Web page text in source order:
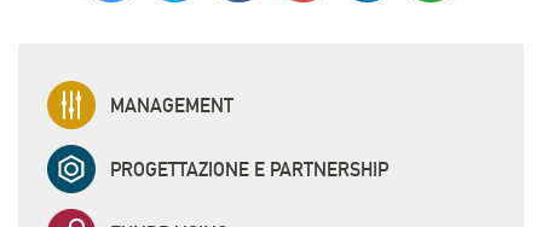
MANAGEMENT
PROGETTAZIONE E PARTNERSHIP